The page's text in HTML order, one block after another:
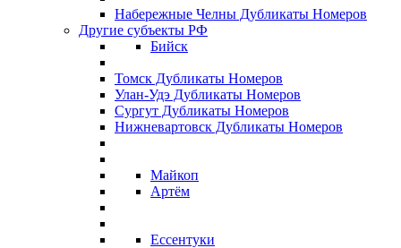
Набережные Челны Дубликаты Номеров
Другие субъекты РФ
Бийск
Томск Дубликаты Номеров
Улан-Удэ Дубликаты Номеров
Сургут Дубликаты Номеров
Нижневартовск Дубликаты Номеров
Майкоп
Артём
Ессентуки